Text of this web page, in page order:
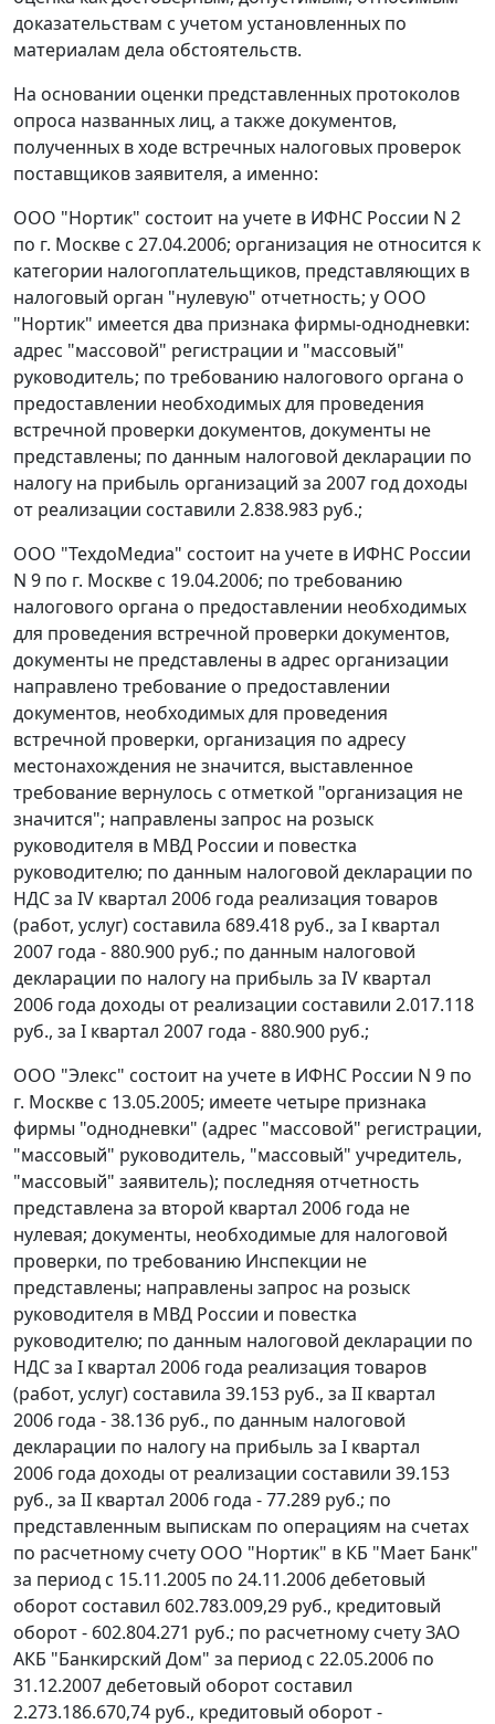
доказательствам с учетом установленных по
материалам дела обстоятельств.
На основании оценки представленных протоколов
опроса названных лиц, а также документов,
полученных в ходе встречных налоговых проверок
поставщиков заявителя, а именно:
ООО "Нортик" состоит на учете в ИФНС России N 2
по г. Москве с 27.04.2006; организация не относится к
категории налогоплательщиков, представляющих в
налоговый орган "нулевую" отчетность; у ООО
"Нортик" имеется два признака фирмы-однодневки:
адрес "массовой" регистрации и "массовый"
руководитель; по требованию налогового органа о
предоставлении необходимых для проведения
встречной проверки документов, документы не
представлены; по данным налоговой декларации по
налогу на прибыль организаций за 2007 год доходы
от реализации составили 2.838.983 руб.;
ООО "ТехдоМедиа" состоит на учете в ИФНС России
N 9 по г. Москве с 19.04.2006; по требованию
налогового органа о предоставлении необходимых
для проведения встречной проверки документов,
документы не представлены в адрес организации
направлено требование о предоставлении
документов, необходимых для проведения
встречной проверки, организация по адресу
местонахождения не значится, выставленное
требование вернулось с отметкой "организация не
значится"; направлены запрос на розыск
руководителя в МВД России и повестка
руководителю; по данным налоговой декларации по
НДС за IV квартал 2006 года реализация товаров
(работ, услуг) составила 689.418 руб., за I квартал
2007 года - 880.900 руб.; по данным налоговой
декларации по налогу на прибыль за IV квартал
2006 года доходы oт реализации составили 2.017.118
руб., за I квартал 2007 года - 880.900 руб.;
ООО "Элекс" состоит на учете в ИФНС России N 9 по
г. Москве с 13.05.2005; имеете четыре признака
фирмы "однодневки" (адрес "массовой" регистрации,
"массовый" руководитель, "массовый" учредитель,
"массовый" заявитель); последняя отчетность
представлена за второй квартал 2006 года не
нулевая; документы, необходимые для налоговой
проверки, по требованию Инспекции не
представлены; направлены запрос на розыск
руководителя в МВД России и повестка
руководителю; по данным налоговой декларации по
НДС за I квартал 2006 года реализация товаров
(работ, услуг) составила 39.153 руб., за II квартал
2006 года - 38.136 руб., по данным налоговой
декларации по налогу на прибыль за I квартал
2006 года доходы от реализации составили 39.153
руб., за II квартал 2006 года - 77.289 руб.; по
представленным выпискам по операциям на счетах
по расчетному счету ООО "Нортик" в КБ "Мает Банк"
за период с 15.11.2005 по 24.11.2006 дебетовый
оборот составил 602.783.009,29 руб., кредитовый
оборот - 602.804.271 руб.; по расчетному счету ЗАО
АКБ "Банкирский Дом" за период с 22.05.2006 по
31.12.2007 дебетовый оборот составил
2.273.186.670,74 руб., кредитовый оборот -